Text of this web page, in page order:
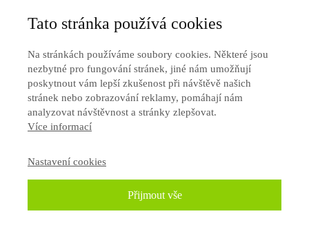
pozdějších předpisů.
Jako Poskytovatele mě nezavazují žádné kodexy chování související
s odvětvím mého podnikání.
Zásady zpracování osobních údajů jsou zveřejněny (někdy též jako
"Ochrana soukromí") na Webu a na které je přímo odkazováno
v objednávkových formulářích k Produktům.
neúčinným, namísto neplatného nebo neúčinného ustanovení nastoupí
nejvíce přibližuje. Neplatnost či neúčinnost ustanovení OP nemá vliv
Tato stránka používá cookies
Na stránkách používáme soubory cookies. Některé jsou
nezbytné pro fungování stránek, jiné nám umožňují
poskytnout vám lepší zkušenost při návštěvě našich
stránek nebo zobrazování reklamy, pomáhají nám
analyzovat návštěvnost a stránky zlepšovat.
Více informací
Nastavení cookies
Přijmout vše